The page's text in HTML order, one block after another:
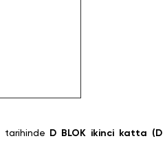
tarihinde D BLOK ikinci katta (D